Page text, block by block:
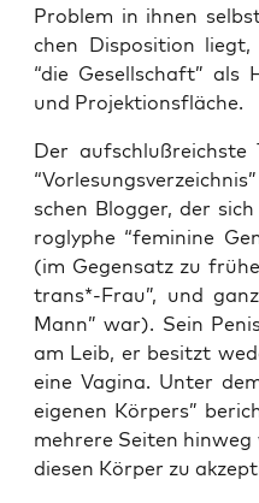
Pro­blem in ihnen
chen Dis­po­si­ti­on
“die Gesell­schaft” als
und Projektionsfläche.
Der
schen Blog­ger, der
ro­gly­phe “femi­ni­ne
(im Gegen­satz zu
trans*-Frau”, und
Mann” war). Sein
am Leib, er besitzt
eine Vagi­na. Unter
eige­nen Kör­pers”
meh­re­re Sei­ten
die­sen Kör­per zu